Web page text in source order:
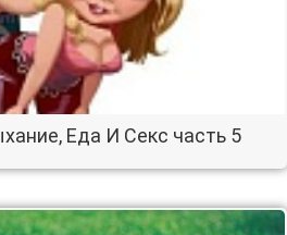
Еда И Секс часть 5